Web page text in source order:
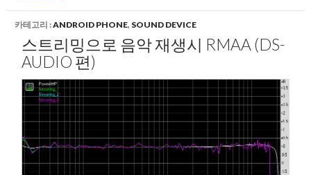
카테고리 :ANDROID PHONE, SOUND DEVICE
스트리밍으로 음악 재생시 RMAA (DS-
AUDIO 편)